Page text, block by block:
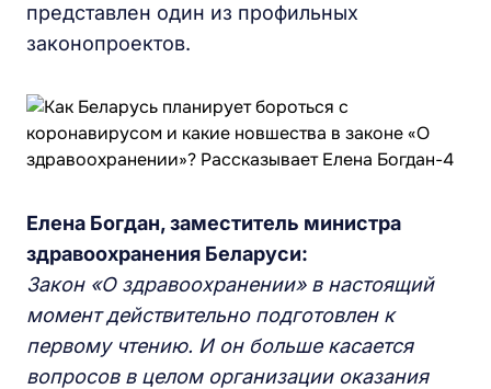
представлен один из профильных
законопроектов.
Елена Богдан, заместитель министра
здравоохранения Беларуси:
Закон «О здравоохранении» в настоящий
момент действительно подготовлен к
первому чтению. И он больше касается
вопросов в целом организации оказания